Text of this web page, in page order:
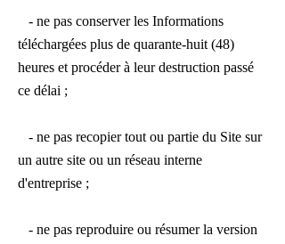
- ne pas conserver les Informations
téléchargées plus de quarante-huit (48)
heures et procéder à leur destruction passé
ce délai ;
- ne pas recopier tout ou partie du Site sur
un autre site ou un réseau interne
d'entreprise ;
- ne pas reproduire ou résumer la version